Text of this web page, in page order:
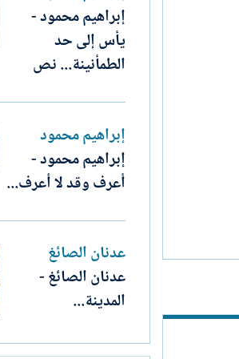
إبراهيم محمود -
يأس إلى حد
الطمأنينة... نص
إبراهيم محمود
إبراهيم محمود -
أعرف وقد لا أعرف...
عدنان الصائغ
عدنان الصائغ -
المدينة...